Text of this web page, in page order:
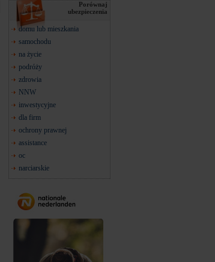
Porównaj
ubezpieczenia
domu lub mieszkania
samochodu
na życie
podróży
zdrowia
NNW
inwestycyjne
dla firm
ochrony prawnej
assistance
oc
narciarskie